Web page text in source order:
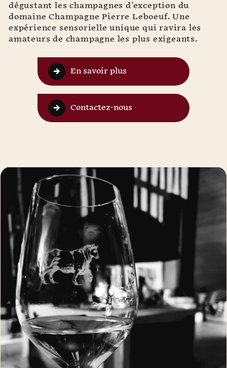
dégustant les champagnes d'exception du
domaine Champagne Pierre Leboeuf. Une
expérience sensorielle unique qui ravira les
amateurs de champagne les plus exigeants.
En savoir plus
Contactez-nous